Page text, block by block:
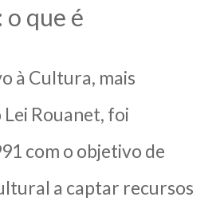
o que é
à Cultura, mais
Rouanet, foi
com o objetivo de
a captar recursos